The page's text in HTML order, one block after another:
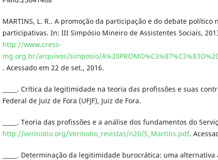
MARTINS, L. R.. A promoção da participação e do debate
participativas. In: III Simpósio Mineiro de Assistentes Sociais,
http://www.cress-
mg.org.br/arquivos/simposio/
. Acessado em 22 de set., 2016.
_____. Crítica da legitimidade na teoria das profissões e suas
Federal de Juiz de Fora (UFJF), Juiz de Fora.
_____. Teoria das profissões e a análise dos fundamentos do
http://verinotio.org/Verinotio_revistas/n20/5_Martins.pdf.
_____. Determinação da legitimidade burocrática: uma